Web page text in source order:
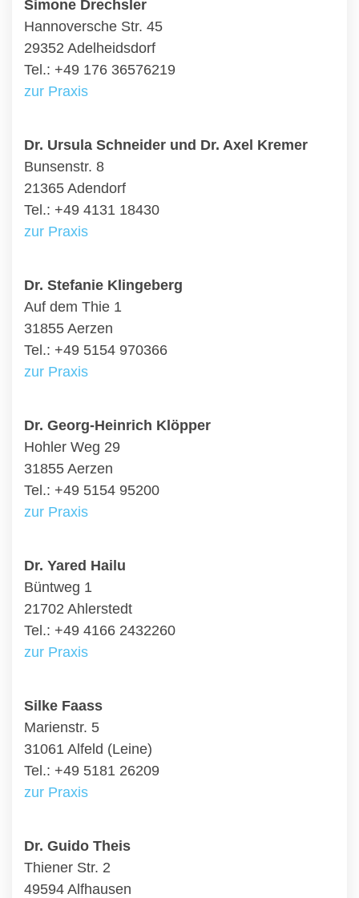
Simone Drechsler
Hannoversche Str. 45
29352 Adelheidsdorf
Tel.: +49 176 36576219
zur Praxis
Dr. Ursula Schneider und Dr. Axel Kremer
Bunsenstr. 8
21365 Adendorf
Tel.: +49 4131 18430
zur Praxis
Dr. Stefanie Klingeberg
Auf dem Thie 1
31855 Aerzen
Tel.: +49 5154 970366
zur Praxis
Dr. Georg-Heinrich Klöpper
Hohler Weg 29
31855 Aerzen
Tel.: +49 5154 95200
zur Praxis
Dr. Yared Hailu
Büntweg 1
21702 Ahlerstedt
Tel.: +49 4166 2432260
zur Praxis
Silke Faass
Marienstr. 5
31061 Alfeld (Leine)
Tel.: +49 5181 26209
zur Praxis
Dr. Guido Theis
Thiener Str. 2
49594 Alfhausen